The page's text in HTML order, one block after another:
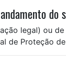
do
legal) ou
de Proteção